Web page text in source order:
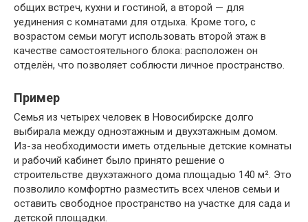
общих встреч, кухни и гостиной, а второй — для
уединения с комнатами для отдыха. Кроме того, с
возрастом семьи могут использовать второй этаж в
качестве самостоятельного блока: расположен он
отделён, что позволяет соблюсти личное пространство.
Пример
Семья из четырех человек в Новосибирске долго
выбирала между одноэтажным и двухэтажным домом.
Из-за необходимости иметь отдельные детские комнаты
и рабочий кабинет было принято решение о
строительстве двухэтажного дома площадью 140 м². Это
позволило комфортно разместить всех членов семьи и
оставить свободное пространство на участке для сада и
детской площадки.